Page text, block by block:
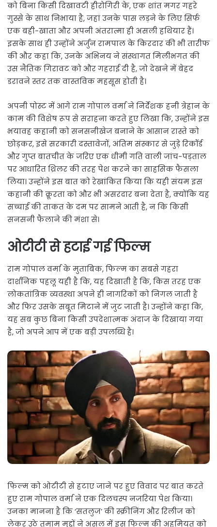
को बिना किसी दिखावटी हीरोगिरी के, एक शांत मगर गहरे
गुस्से के साथ निभाया है, जहां उनके पास लड़ने के लिए सिर्फ
एक बही-खाता और अपनी अंतरात्मा ही असली हथियार हैं।
इसके साथ ही उन्होंने अर्जुन रामपाल के किरदार की भी तारीफ
की और कहा कि, उनके अभिनय ने संस्थागत मिलीभगत की
उस नैतिक गिरावट को और गहराई दी है, जो देखने में बेहद
डरावने स्तर तक वास्तविक महसूस होती है।
अपनी पोस्ट में आगे राम गोपाल वर्मा ने निर्देशक हनी त्रेहान के
काम की विशेष रूप से सराहना करते हुए लिखा कि, उन्होंने इस
भयावह कहानी को सनसनीखेज बनाने के आसान रास्ते को
छोड़कर, इसे सरकारी दस्तावेजों, अंतिम संस्कार से जुड़े रिकॉर्ड
और गुप्त बातचीत के जरिए एक धीमी गति वाली जांच-पड़ताल
पर आधारित थ्रिलर की तरह पेश करने का साहसिक फैसला
लिया। उन्होंने इस बात को रेखांकित किया कि यही संयम इस
कहानी की क्रूरता को और भी असरदार बना देता है, क्योंकि यह
सच्चाई की ताकत के दम पर सामने आती है, न कि किसी
सनसनी फैलाने की मंशा से।
ओटीटी से हटाई गई फिल्म
राम गोपाल वर्मा के मुताबिक, फिल्म का सबसे गहरा
दार्शनिक पहलू यही है कि, यह दिखाती है कि, किस तरह एक
लोकतांत्रिक व्यवस्था अपने ही नागरिकों को निगल जाती है
और फिर उसके सबूत मिटाने में जुट जाती है। उन्होंने कहा कि,
यह सब कुछ बिना किसी उपदेशात्मक अंदाज के दिखाया गया
है, जो अपने आप में एक बड़ी उपलब्धि है।
फिल्म को ओटीटी से हटाए जाने पर हुए विवाद पर बात करते
हुए राम गोपाल वर्मा ने एक दिलचस्प नजरिया पेश किया।
उनका मानना है कि ‘सतलुज’ की स्क्रीनिंग और रिलीज को
लेकर उठे तमाम मुद्दों ने असल में इस फिल्म की अहमियत को